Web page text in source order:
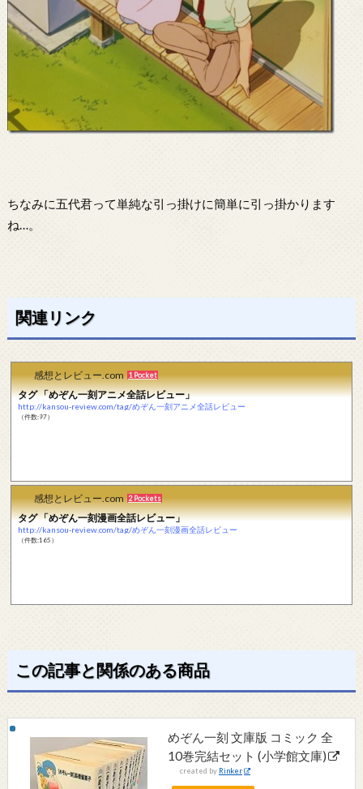
ちなみに五代君って単純な引っ掛けに簡単に引っ掛かります
ね…。
関連リンク
感想とレビュー.com 1 Pocket
タグ 「めぞん一刻アニメ全話レビュー」
http://kansou-review.com/tag/めぞん一刻アニメ全話レビュー
（件数:97）
感想とレビュー.com 2 Pockets
タグ 「めぞん一刻漫画全話レビュー」
http://kansou-review.com/tag/めぞん一刻漫画全話レビュー
（件数:165）
この記事と関係のある商品
めぞん一刻 文庫版 コミック 全
10巻完結セット (小学館文庫)
created by Rinker